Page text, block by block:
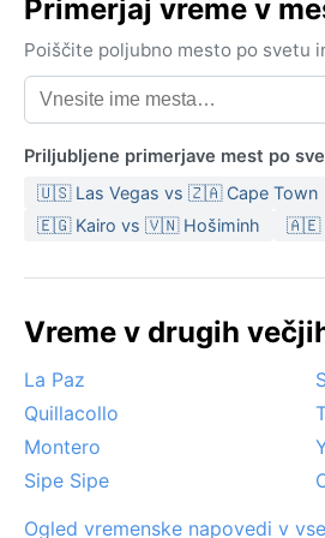
Primerjaj vreme v
Poiščite poljubno mesto po svetu
Priljubljene primerjave mest po
🇺🇸 Las Vegas vs 🇿🇦 Cape Town
🇪🇬 Kairo vs 🇻🇳 Hošiminh
🇦🇪
Vreme v drugih
La Paz
Quillacollo
Montero
Sipe Sipe
Ogled vremenske napovedi v